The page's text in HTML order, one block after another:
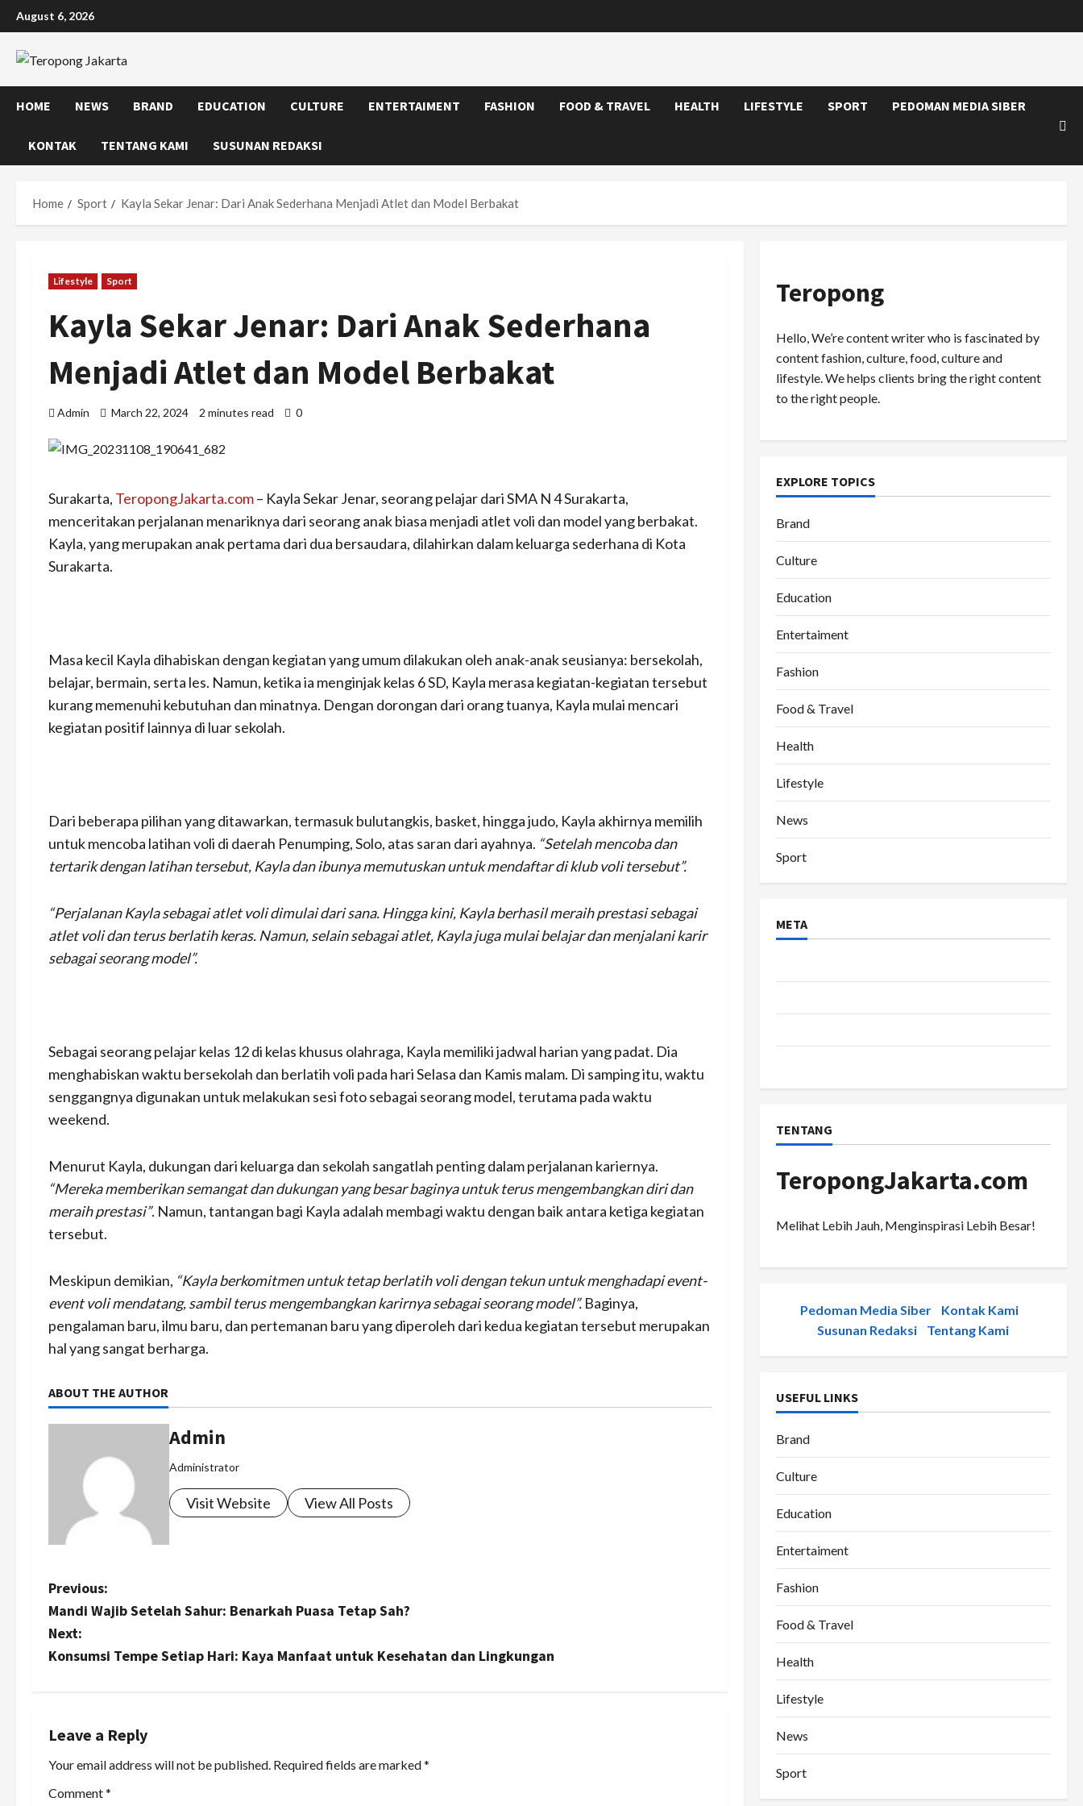
Skip
to
content
August 6, 2026
HOME NEWS BRAND EDUCATION CULTURE ENTERTAIMENT FASHION FOOD & TRAVEL HEALTH LIFESTYLE SPORT PEDOMAN MEDIA SIBER
KONTAK TENTANG KAMI SUSUNAN REDAKSI
Home Sport Kayla Sekar Jenar: Dari Anak Sederhana Menjadi Atlet dan Model Berbakat
Lifestyle Sport
Kayla Sekar Jenar: Dari Anak Sederhana
Menjadi Atlet dan Model Berbakat
Admin March 22, 2024 2 minutes read 0
Surakarta, TeropongJakarta.com– Kayla Sekar Jenar, seorang pelajar dari SMA N 4 Surakarta,
menceritakan perjalanan menariknya dari seorang anak biasa menjadi atlet voli dan model yang berbakat.
Kayla, yang merupakan anak pertama dari dua bersaudara, dilahirkan dalam keluarga sederhana di Kota
Surakarta.
Masa kecil Kayla dihabiskan dengan kegiatan yang umum dilakukan oleh anak-anak seusianya: bersekolah,
belajar, bermain, serta les. Namun, ketika ia menginjak kelas 6 SD, Kayla merasa kegiatan-kegiatan tersebut
kurang memenuhi kebutuhan dan minatnya. Dengan dorongan dari orang tuanya, Kayla mulai mencari
kegiatan positif lainnya di luar sekolah.
Dari beberapa pilihan yang ditawarkan, termasuk bulutangkis, basket, hingga judo, Kayla akhirnya memilih
untuk mencoba latihan voli di daerah Penumping, Solo, atas saran dari ayahnya. “Setelah mencoba dan
tertarik dengan latihan tersebut, Kayla dan ibunya memutuskan untuk mendaftar di klub voli tersebut”.
“Perjalanan Kayla sebagai atlet voli dimulai dari sana. Hingga kini, Kayla berhasil meraih prestasi sebagai
atlet voli dan terus berlatih keras. Namun, selain sebagai atlet, Kayla juga mulai belajar dan menjalani karir
sebagai seorang model”.
Sebagai seorang pelajar kelas 12 di kelas khusus olahraga, Kayla memiliki jadwal harian yang padat. Dia
menghabiskan waktu bersekolah dan berlatih voli pada hari Selasa dan Kamis malam. Di samping itu, waktu
senggangnya digunakan untuk melakukan sesi foto sebagai seorang model, terutama pada waktu
weekend.
Menurut Kayla, dukungan dari keluarga dan sekolah sangatlah penting dalam perjalanan kariernya.
“Mereka memberikan semangat dan dukungan yang besar baginya untuk terus mengembangkan diri dan
meraih prestasi”. Namun, tantangan bagi Kayla adalah membagi waktu dengan baik antara ketiga kegiatan
tersebut.
Meskipun demikian, “Kayla berkomitmen untuk tetap berlatih voli dengan tekun untuk menghadapi event-
event voli mendatang, sambil terus mengembangkan karirnya sebagai seorang model”. Baginya,
pengalaman baru, ilmu baru, dan pertemanan baru yang diperoleh dari kedua kegiatan tersebut merupakan
hal yang sangat berharga.
ABOUT THE AUTHOR
Admin
Administrator
Visit Website View All Posts
P
o
s
n
a
v
Previous:
Mandi Wajib Setelah Sahur: Benarkah Puasa Tetap Sah?
Next:
Konsumsi Tempe Setiap Hari: Kaya Manfaat untuk Kesehatan dan Lingkungan
Leave a Reply
Your email address will not be published. Required fields are marked*
Comment*
Teropong
Hello, We’re content writer who is fascinated by
content fashion, culture, food, culture and
lifestyle. We helps clients bring the right content
to the right people.
EXPLORE TOPICS
Brand
Culture
Education
Entertaiment
Fashion
Food & Travel
Health
Lifestyle
News
Sport
META
TENTANG
TeropongJakarta.com
Melihat Lebih Jauh, Menginspirasi Lebih Besar!
Pedoman Media Siber Kontak Kami
Susunan Redaksi
Tentang Kami
USEFUL LINKS
Brand
Culture
Education
Entertaiment
Fashion
Food & Travel
Health
Lifestyle
News
Sport